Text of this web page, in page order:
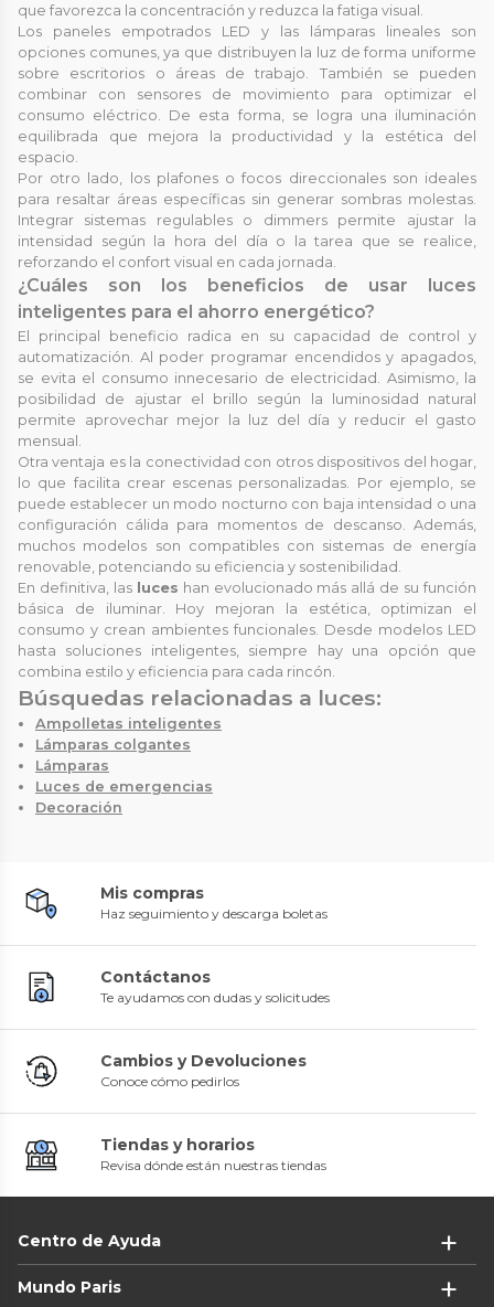
que favorezca la concentración y reduzca la fatiga visual.
Los paneles empotrados LED y las lámparas lineales son
opciones comunes, ya que distribuyen la luz de forma uniforme
sobre escritorios o áreas de trabajo. También se pueden
combinar con sensores de movimiento para optimizar el
consumo eléctrico. De esta forma, se logra una iluminación
equilibrada que mejora la productividad y la estética del
espacio.
Por otro lado, los plafones o focos direccionales son ideales
para resaltar áreas específicas sin generar sombras molestas.
Integrar sistemas regulables o dimmers permite ajustar la
intensidad según la hora del día o la tarea que se realice,
reforzando el confort visual en cada jornada.
¿Cuáles son los beneficios de usar luces
inteligentes para el ahorro energético?
El principal beneficio radica en su capacidad de control y
automatización. Al poder programar encendidos y apagados,
se evita el consumo innecesario de electricidad. Asimismo, la
posibilidad de ajustar el brillo según la luminosidad natural
permite aprovechar mejor la luz del día y reducir el gasto
mensual.
Otra ventaja es la conectividad con otros dispositivos del hogar,
lo que facilita crear escenas personalizadas. Por ejemplo, se
puede establecer un modo nocturno con baja intensidad o una
configuración cálida para momentos de descanso. Además,
muchos modelos son compatibles con sistemas de energía
renovable, potenciando su eficiencia y sostenibilidad.
En definitiva, las luces han evolucionado más allá de su función
básica de iluminar. Hoy mejoran la estética, optimizan el
consumo y crean ambientes funcionales. Desde modelos LED
hasta soluciones inteligentes, siempre hay una opción que
combina estilo y eficiencia para cada rincón.
Búsquedas relacionadas a luces:
Ampolletas inteligentes
Lámparas colgantes
Lámparas
Luces de emergencias
Decoración
Mis compras
Haz seguimiento y descarga boletas
Contáctanos
Te ayudamos con dudas y solicitudes
Cambios y Devoluciones
Conoce cómo pedirlos
Tiendas y horarios
Revisa dónde están nuestras tiendas
Centro de Ayuda
Mundo Paris